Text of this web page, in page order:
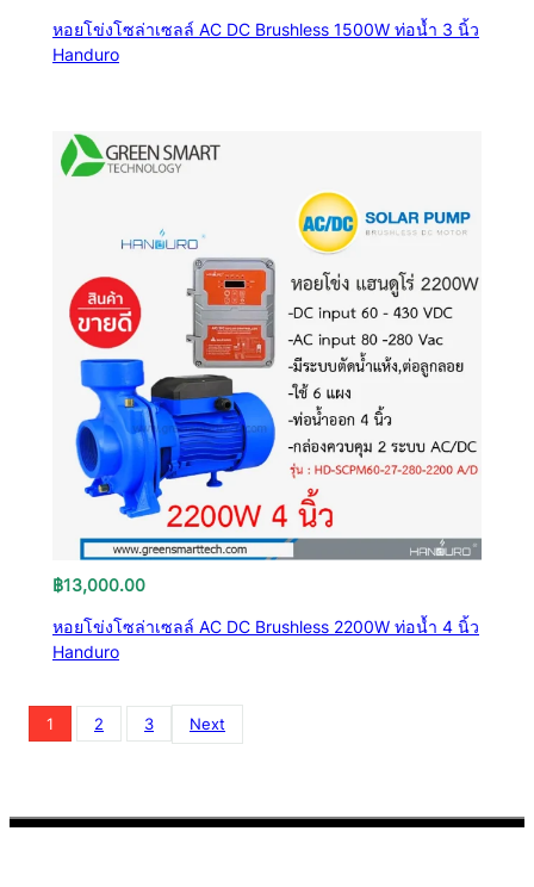
หอยโข่งโซล่าเซลล์ AC DC Brushless 1500W ท่อน้ำ 3 นิ้ว
Handuro
฿13,000.00
หอยโข่งโซล่าเซลล์ AC DC Brushless 2200W ท่อน้ำ 4 นิ้ว
Handuro
1 2 3 Next